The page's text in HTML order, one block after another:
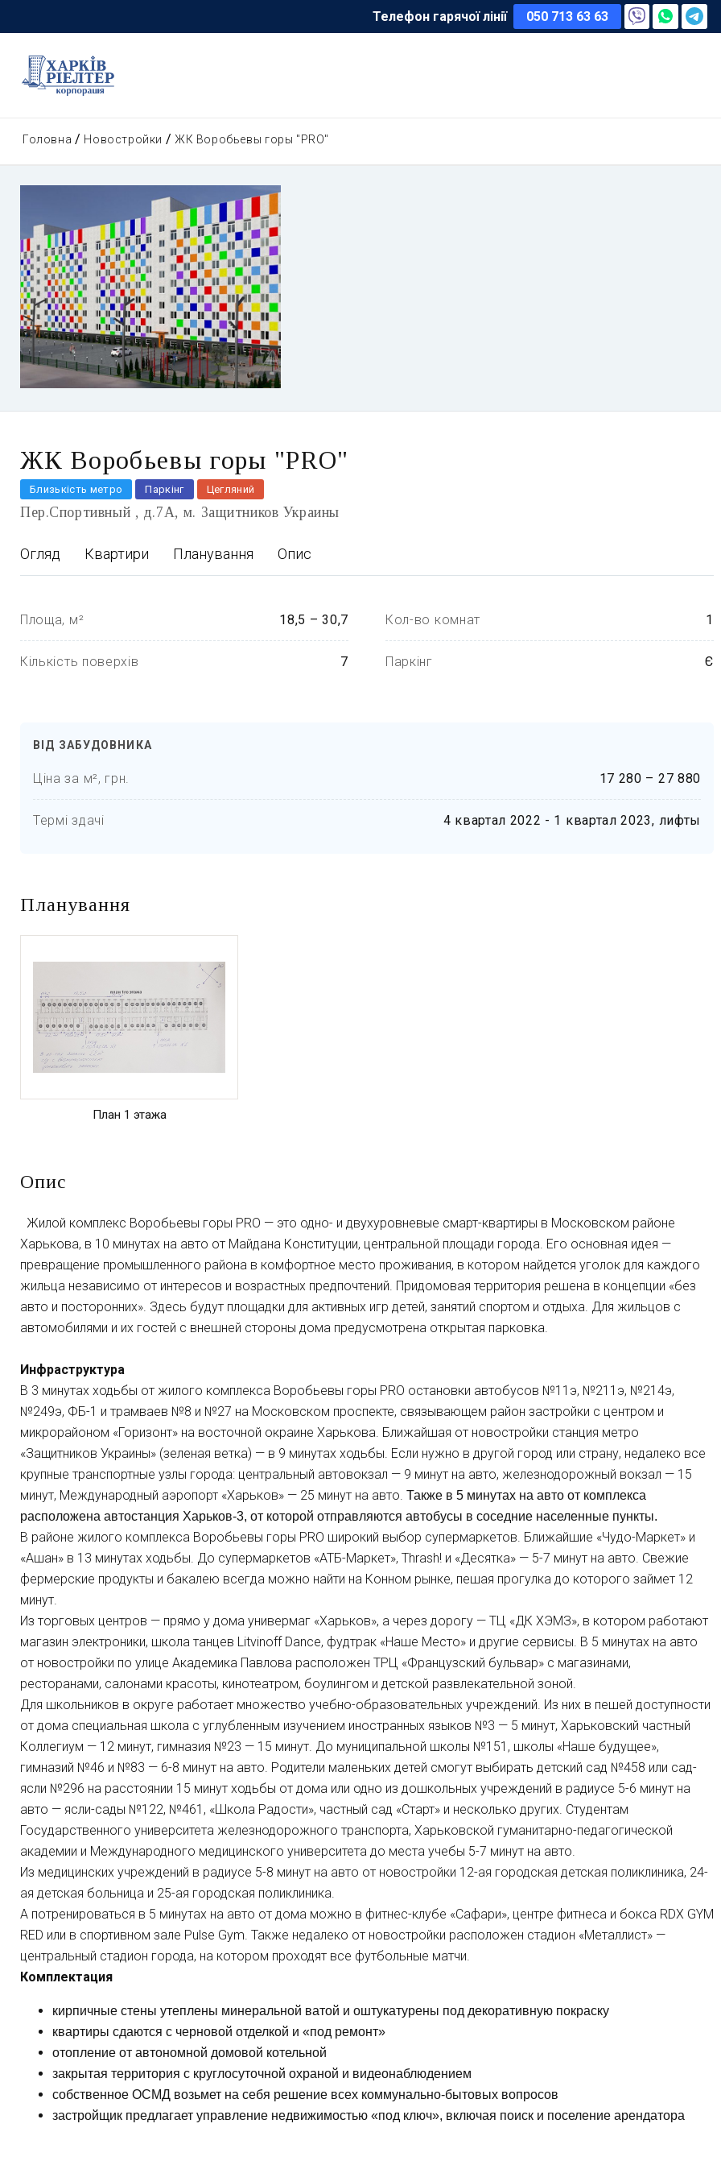
Телефон гарячої лінії 050 713 63 63
Головна Новостройки ЖК Воробьевы горы "PRO"
ЖК Воробьевы горы "PRO"
Близькість метро Паркінг Цегляний
Пер.Спортивный , д.7А м. Защитников Украины
Огляд Квартири Планування Опис
Площа, м² 18,5 – 30,7
Кількість поверхів 7
Кол-во комнат 1
Паркінг Є
ВІД ЗАБУДОВНИКА
Ціна за м², грн. 17 280 – 27 880
Термі здачі 4 квартал 2022 - 1 квартал 2023, лифты
Планування
План 1 этажа
Опис
Жилой комплекс Воробьевы горы PRO — это одно- и двухуровневые смарт-квартиры в Московском районе
Харькова, в 10 минутах на авто от Майдана Конституции, центральной площади города. Его основная идея —
превращение промышленного района в комфортное место проживания, в котором найдется уголок для каждого
жильца независимо от интересов и возрастных предпочтений. Придомовая территория решена в концепции «без
авто и посторонних». Здесь будут площадки для активных игр детей, занятий спортом и отдыха. Для жильцов с
автомобилями и их гостей с внешней стороны дома предусмотрена открытая парковка.
Инфраструктура
В 3 минутах ходьбы от жилого комплекса Воробьевы горы PRO остановки автобусов №11э, №211э, №214э,
№249э, ФБ-1 и трамваев №8 и №27 на Московском проспекте, связывающем район застройки с центром и
микрорайоном «Горизонт» на восточной окраине Харькова. Ближайшая от новостройки станция метро
«Защитников Украины» (зеленая ветка) — в 9 минутах ходьбы. Если нужно в другой город или страну, недалеко все
крупные транспортные узлы города: центральный автовокзал — 9 минут на авто, железнодорожный вокзал — 15
минут, Международный аэропорт «Харьков» — 25 минут на авто. Также в 5 минутах на авто от комплекса
расположена автостанция Харьков-3, от которой отправляются автобусы в соседние населенные пункты.
В районе жилого комплекса Воробьевы горы PRO широкий выбор супермаркетов. Ближайшие «Чудо-Маркет» и
«Ашан» в 13 минутах ходьбы. До супермаркетов «АТБ-Маркет», Thrash! и «Десятка» — 5-7 минут на авто. Свежие
фермерские продукты и бакалею всегда можно найти на Конном рынке, пешая прогулка до которого займет 12
минут.
Из торговых центров — прямо у дома универмаг «Харьков», а через дорогу — ТЦ «ДК ХЭМЗ», в котором работают
магазин электроники, школа танцев Litvinoff Dance, фудтрак «Наше Место» и другие сервисы. В 5 минутах на авто
от новостройки по улице Академика Павлова расположен ТРЦ «Французский бульвар» с магазинами,
ресторанами, салонами красоты, кинотеатром, боулингом и детской развлекательной зоной.
Для школьников в округе работает множество учебно-образовательных учреждений. Из них в пешей доступности
от дома специальная школа с углубленным изучением иностранных языков №3 — 5 минут, Харьковский частный
Коллегиум — 12 минут, гимназия №23 — 15 минут. До муниципальной школы №151, школы «Наше будущее»,
гимназий №46 и №83 — 6-8 минут на авто. Родители маленьких детей смогут выбирать детский сад №458 или сад-
ясли №296 на расстоянии 15 минут ходьбы от дома или одно из дошкольных учреждений в радиусе 5-6 минут на
авто — ясли-сады №122, №461, «Школа Радости», частный сад «Старт» и несколько других. Студентам
Государственного университета железнодорожного транспорта, Харьковской гуманитарно-педагогической
академии и Международного медицинского университета до места учебы 5-7 минут на авто.
Из медицинских учреждений в радиусе 5-8 минут на авто от новостройки 12-ая городская детская поликлиника, 24-
ая детская больница и 25-ая городская поликлиника.
А потренироваться в 5 минутах на авто от дома можно в фитнес-клубе «Сафари», центре фитнеса и бокса RDX GYM
RED или в спортивном зале Pulse Gym. Также недалеко от новостройки расположен стадион «Металлист» —
центральный стадион города, на котором проходят все футбольные матчи.
Комплектация
кирпичные стены утеплены минеральной ватой и оштукатурены под декоративную покраску
квартиры сдаются с черновой отделкой и «под ремонт»
отопление от автономной домовой котельной
закрытая территория с круглосуточной охраной и видеонаблюдением
собственное ОСМД возьмет на себя решение всех коммунально-бытовых вопросов
застройщик предлагает управление недвижимостью «под ключ», включая поиск и поселение арендатора